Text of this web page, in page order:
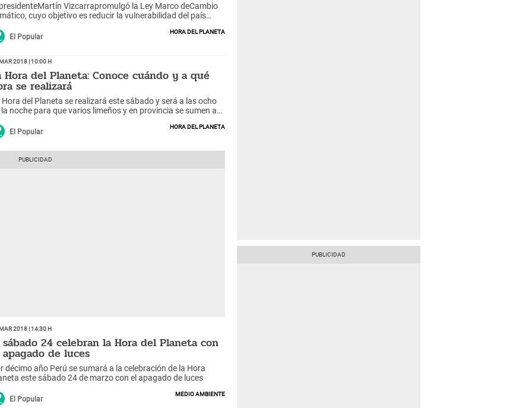
Vizcarrapromulgó la Ley Marco deCambio
cuyo objetivo es reducir la vulnerabilidad del país
El Popular
Hora del Planeta
2018 | 10:00 h
Hora del Planeta: Conoce cuándo y a qué
se realizará
Hora del Planeta se realizará este sábado y será a las ocho
la noche para que varios limeños y en provincia se sumen a
El Popular
Hora del Planeta
2018 | 14:30 h
sábado 24 celebran la Hora del Planeta con
de luces
décimo año Perú se sumará a la celebración de la Hora
este sábado 24 de marzo con el apagado de luces
El Popular
Medio ambiente